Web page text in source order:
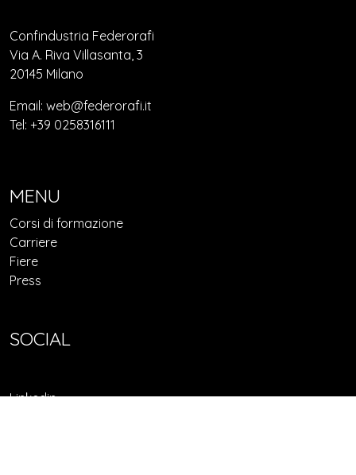
Confindustria Federorafi
Via A. Riva Villasanta, 3
20145 Milano
Email: web@federorafi.it
Tel: +39 0258316111
MENU
Corsi di formazione
Carriere
Fiere
Press
SOCIAL
Linkedin